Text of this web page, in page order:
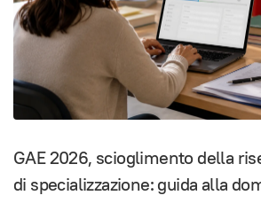
GAE 2026, scioglimento della
di specializzazione: guida alla